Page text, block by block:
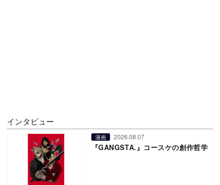
インタビュー
漫画 2026.08.07
『GANGSTA.』コースケの創作哲学